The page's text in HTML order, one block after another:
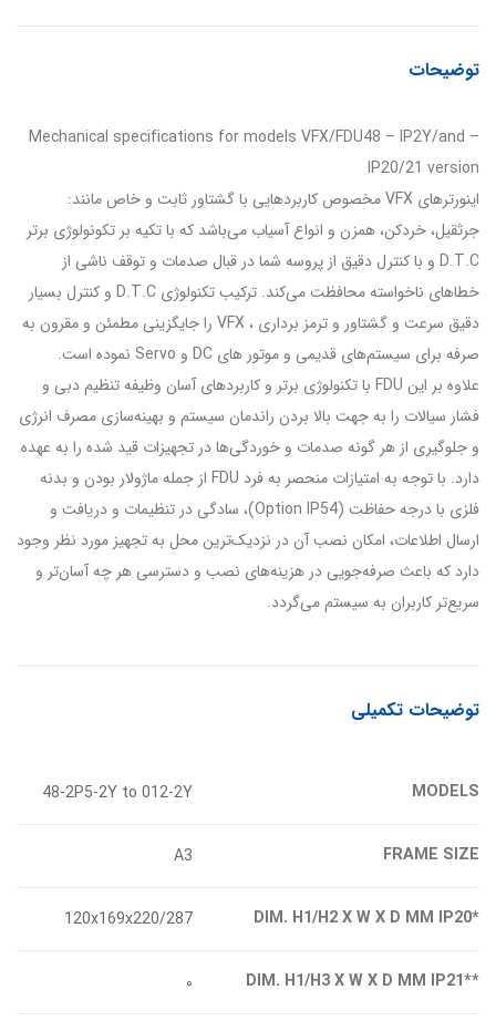
توضیحات
Mechanical specifications for models VFX/FDU48 – IP2Y/and –
IP20/21 version
اینورترهای VFX مخصوص کاربردهایی با گشتاور ثابت و خاص مانند:
جرثقیل، خردکن، همزن و انواع آسیاب می‌باشد که با تکیه بر تکونولوژی برتر
D.T.C و با کنترل دقیق از پروسه شما در قبال صدمات و توقف ناشی از
خطاهای ناخواسته محافظت می‌کند. ترکیب تکنولوژی D.T.C و کنترل بسیار
دقیق سرعت و گشتاور و ترمز برداری ، VFX را جایگزینی مطمئن و مقرون به
صرفه برای سیستم‌های قدیمی و موتور های DC و Servo نموده است.
علاوه بر این FDU با تکنولوژی برتر و کاربردهای آسان وظیفه تنظیم دبی و
فشار سیالات را به جهت بالا بردن راندمان سیستم و بهینه‌سازی مصرف انرژی
و جلوگیری از هر گونه صدمات و خوردگی‌ها در تجهیزات قید شده را به عهده
دارد. با توجه به امتیازات منحصر به فرد FDU از جمله ماژولار بودن و بدنه
فلزی با درجه حفاظت (Option IP54)، سادگی در تنظیمات و دریافت و
ارسال اطلاعات، امکان نصب آن در نزدیک‌ترین محل به تجهیز مورد نظر وجود
دارد که باعث صرفه‌جویی در هزینه‌های نصب و دسترسی هر چه آسان‌تر و
سریع‌تر کاربران به سیستم می‌گردد.
توضیحات تکمیلی
MODELS
48-2P5-2Y to 012-2Y
FRAME SIZE
A3
*DIM. H1/H2 X W X D MM IP20
120x169x220/287
**DIM. H1/H3 X W X D MM IP21 ۰